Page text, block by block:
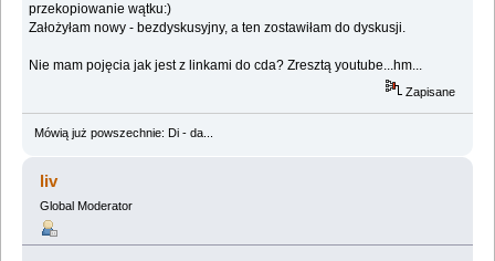
przekopiowanie wątku:)
Założyłam nowy - bezdyskusyjny, a ten zostawiłam do dyskusji.
Nie mam pojęcia jak jest z linkami do cda? Zresztą youtube...hm...
Zapisane
Mówią już powszechnie: Di - da...
liv
Global Moderator